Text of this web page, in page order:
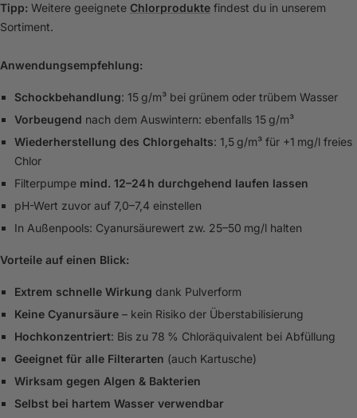
Tipp: Weitere geeignete Chlorprodukte findest du in unserem
Sortiment.
Anwendungsempfehlung:
Schockbehandlung: 15 g/m³ bei grünem oder trübem Wasser
Vorbeugend nach dem Auswintern: ebenfalls 15 g/m³
Wiederherstellung des Chlorgehalts: 1,5 g/m³ für +1 mg/l freies
Chlor
Filterpumpe mind. 12–24 h durchgehend laufen lassen
pH-Wert zuvor auf 7,0–7,4 einstellen
In Außenpools: Cyanursäurewert zw. 25–50 mg/l halten
Vorteile auf einen Blick:
Extrem schnelle Wirkung dank Pulverform
Keine Cyanursäure– kein Risiko der Überstabilisierung
Hochkonzentriert: Bis zu 78 % Chloräquivalent bei Abfüllung
Geeignet für alle Filterarten (auch Kartusche)
Wirksam gegen Algen & Bakterien
Selbst bei hartem Wasser verwendbar